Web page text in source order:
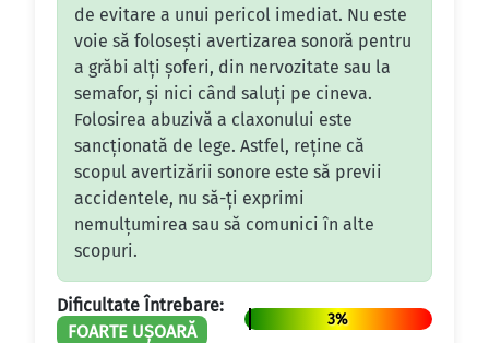
de evitare a unui pericol imediat. Nu este
voie să folosești avertizarea sonoră pentru
a grăbi alți șoferi, din nervozitate sau la
semafor, și nici când saluți pe cineva.
Folosirea abuzivă a claxonului este
sancționată de lege. Astfel, reține că
scopul avertizării sonore este să previi
accidentele, nu să-ți exprimi
nemulțumirea sau să comunici în alte
scopuri.
Dificultate Întrebare:
FOARTE UȘOARĂ
3%